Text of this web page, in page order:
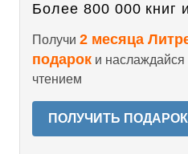
Более 800 000 книг
Получи 2 месяца
подарок и
чтением
ПОЛУЧИТЬ ПОДАРОК